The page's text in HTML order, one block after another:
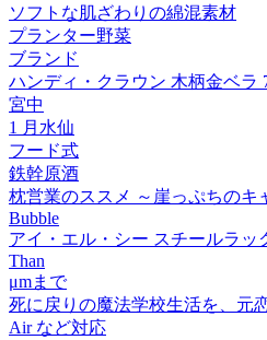
ソフトな肌ざわりの綿混素材
プランター野菜
ブランド
ハンディ・クラウン 木柄金ベラ
宮中
1 月水仙
フード式
鉄幹原酒
枕営業のススメ ～崖っぷちのキ
Bubble
アイ・エル・シー スチールラッ
Than
μmまで
死に戻りの魔法学校生活を、元
Air など対応